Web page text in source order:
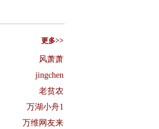
更多>>
风萧萧
jingchen
老贫农
万湖小舟1
万维网友来